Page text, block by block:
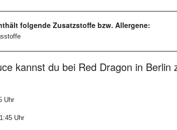
folgende Zusatzstoffe bzw. Allergene:
kannst du bei Red Dragon in
Uhr
Uhr